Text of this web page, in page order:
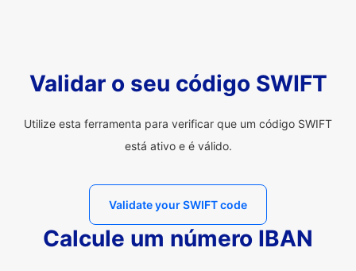
Validar o seu código SWIFT
Utilize esta ferramenta para verificar que um código SWIFT
está ativo e é válido.
Validate your SWIFT code
Calcule um número IBAN